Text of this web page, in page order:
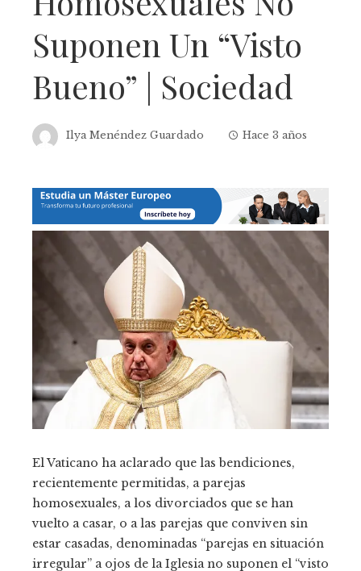
Suponen Un “visto
Bueno” | Sociedad
Ilya Menéndez Guardado Hace 3 años
El Vaticano ha aclarado que las bendiciones,
recientemente permitidas, a parejas
homosexuales, a los divorciados que se han
vuelto a casar, o a las parejas que conviven sin
estar casadas, denominadas “parejas en situación
irregular” a ojos de la Iglesia no suponen el “visto